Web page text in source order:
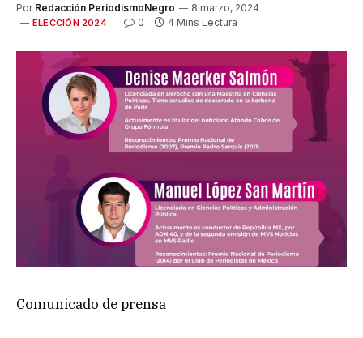
Por Redacción PeriodismoNegro 8 marzo, 2024
ELECCIÓN 2024 0 4 Mins Lectura
Comunicado de prensa